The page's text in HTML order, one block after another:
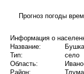
Прогноз погоды
Информация о
Название:
Тип:
село
Область:
Район: